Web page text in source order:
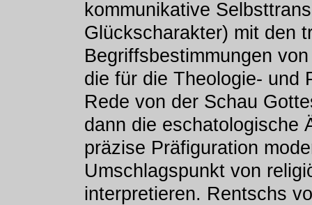
kommunikative
Glückscharakter) mit den
Begriffsbestimmungen
die für die Theologie- und
Rede von der Schau
dann die eschatologische
präzise Präfiguration
Umschlagspunkt von
interpretieren. Rentschs